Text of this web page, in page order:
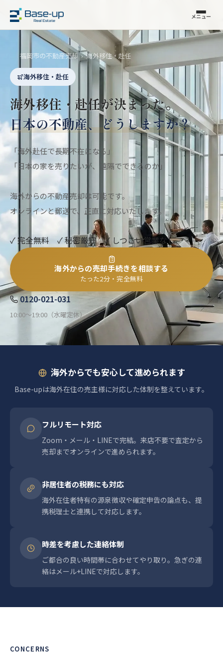
メニュー
福岡市の不動産売却 › 海外移住・赴任
海外移住・赴任
海外移住・赴任が決まった。
日本の不動産、どうしますか？
「海外赴任で長期不在になる」
「日本の家を売りたいが、遠隔でできるのか」
海外からの不動産売却は可能です。
オンラインと郵送で、正直に対応いたします。
✓ 完全無料 ✓ 秘密厳守 ✓ しつこい営業なし
海外からの売却手続きを相談する
たった2分・完全無料
0120-021-031
10:00〜19:00（水曜定休）
海外からでも安心して進められます
Base-upは海外在住の売主様に対応した体制を整えています。
フルリモート対応
Zoom・メール・LINEで完結。来店不要で査定から
売却までオンラインで進められます。
非居住者の税務にも対応
海外在住者特有の源泉徴収や確定申告の論点も、提
携税理士と連携して対応します。
時差を考慮した連絡体制
ご都合の良い時間帯に合わせてやり取り。急ぎの連
絡はメール+LINEで対応します。
CONCERNS